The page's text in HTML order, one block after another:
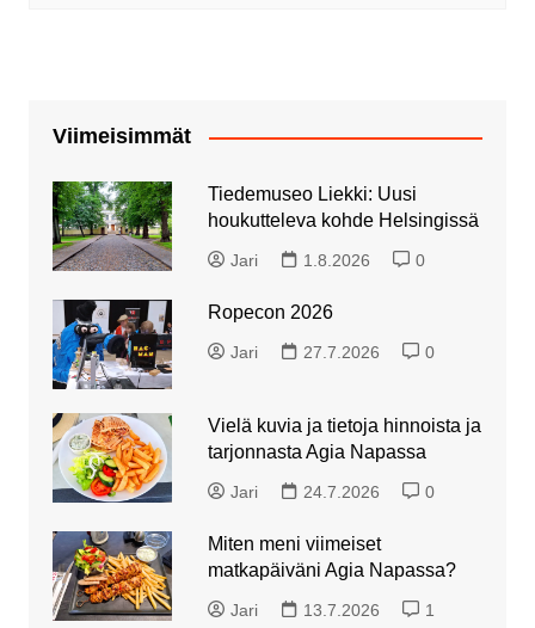
Viimeisimmät
Tiedemuseo Liekki: Uusi
houkutteleva kohde Helsingissä
Jari 1.8.2026 0
Ropecon 2026
Jari 27.7.2026 0
Vielä kuvia ja tietoja hinnoista ja
tarjonnasta Agia Napassa
Jari 24.7.2026 0
Miten meni viimeiset
matkapäiväni Agia Napassa?
Jari 13.7.2026 1